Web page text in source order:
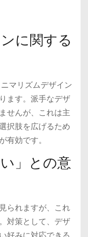
に関する
マリズムデザイン
ます。派手なデザ
せんが、これは主
択肢を広げるため
有効です。
」との意
られますが、これ
対策として、デザ